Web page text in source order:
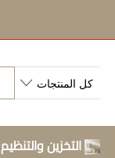
التخزين والتنظيم